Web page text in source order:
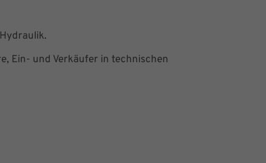
Ein- und Verkäufer in technischen